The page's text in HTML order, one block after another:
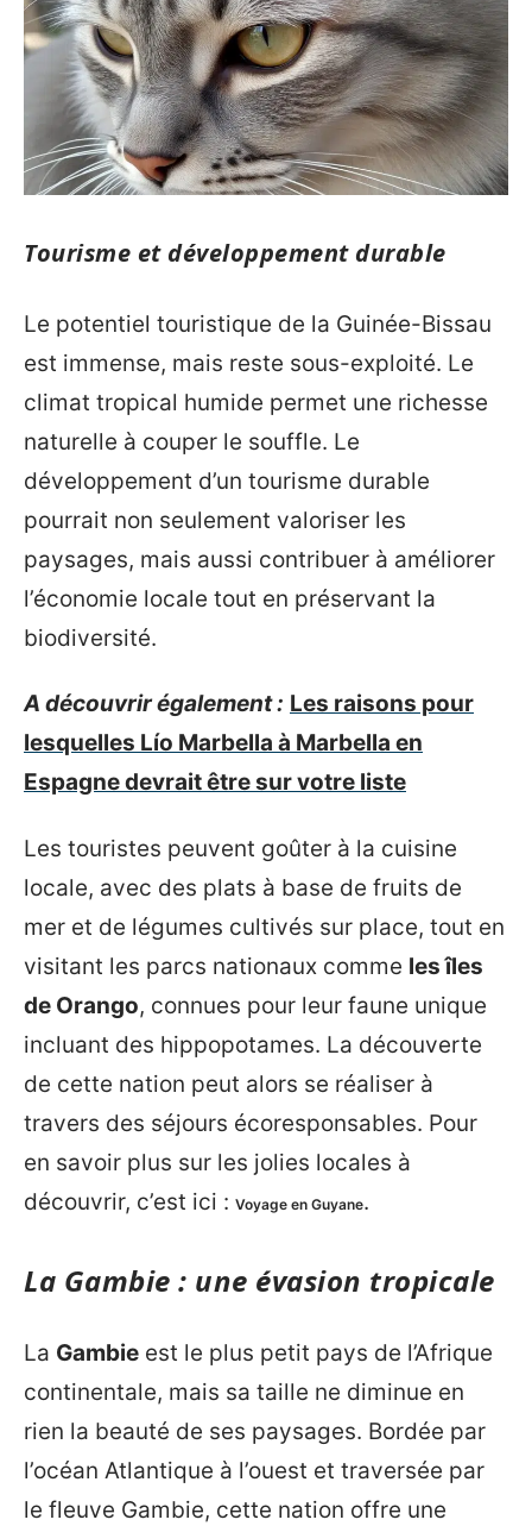
Tourisme et développement durable
Le potentiel touristique de la Guinée-Bissau
est immense, mais reste sous-exploité. Le
climat tropical humide permet une richesse
naturelle à couper le souffle. Le
développement d’un tourisme durable
pourrait non seulement valoriser les
paysages, mais aussi contribuer à améliorer
l’économie locale tout en préservant la
biodiversité.
A découvrir également : Les raisons pour
lesquelles Lío Marbella à Marbella en
Espagne devrait être sur votre liste
Les touristes peuvent goûter à la cuisine
locale, avec des plats à base de fruits de
mer et de légumes cultivés sur place, tout en
visitant les parcs nationaux comme les îles
de Orango, connues pour leur faune unique
incluant des hippopotames. La découverte
de cette nation peut alors se réaliser à
travers des séjours écoresponsables. Pour
en savoir plus sur les jolies locales à
découvrir, c’est ici : Voyage en Guyane.
La Gambie : une évasion tropicale
La Gambie est le plus petit pays de l’Afrique
continentale, mais sa taille ne diminue en
rien la beauté de ses paysages. Bordée par
l’océan Atlantique à l’ouest et traversée par
le fleuve Gambie, cette nation offre une